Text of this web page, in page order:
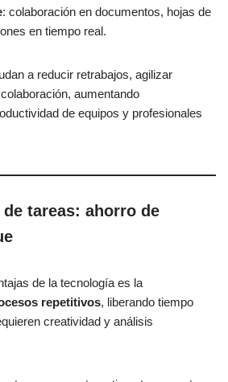
: colaboración en documentos, hojas de
en tiempo real.
a reducir retrabajos, agilizar
aumentando
de equipos y profesionales
tareas: ahorro de
de la tecnología es la
repetitivos, liberando tiempo
creatividad y análisis